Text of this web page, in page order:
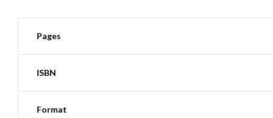
Pages
ISBN
Format